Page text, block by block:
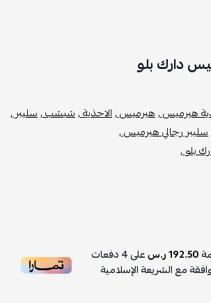
دارك بلو
هيرميس ,هيرميس ,الاحذية ,شبشب ,سليبر ,
سليبر رجالي هيرميس ,
بلو ,
192.50 ر.س على4دفعات
مع الشريعة الإسلامية